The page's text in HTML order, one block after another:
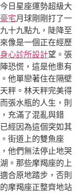
日星座運勢超級大
宅月球剛剛打了一
十九點九，陡降至
像是一個正在經歷
身心診所設計望。張
恐慌，這是他患有
他單戀著住在隔壁
秤。林天秤完美得
張水瓶的人生，則
充滿了混亂與錯
經因為這個突如其
街道上的雙魚座
他們無法停止地哭
。那些摩羯座的上
合原地踏步，否則
摩羯座正整齊地站